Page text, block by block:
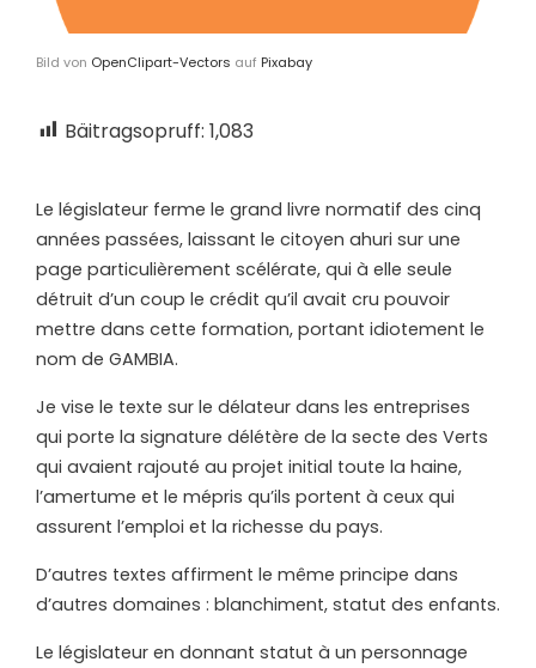
Bild von OpenClipart-Vectors auf Pixabay
Bäitragsopruff: 1,083
Le législateur ferme le grand livre normatif des cinq
années passées, laissant le citoyen ahuri sur une
page particulièrement scélérate, qui à elle seule
détruit d’un coup le crédit qu’il avait cru pouvoir
mettre dans cette formation, portant idiotement le
nom de GAMBIA.
Je vise le texte sur le délateur dans les entreprises
qui porte la signature délétère de la secte des Verts
qui avaient rajouté au projet initial toute la haine,
l’amertume et le mépris qu’ils portent à ceux qui
assurent l’emploi et la richesse du pays.
D’autres textes affirment le même principe dans
d’autres domaines : blanchiment, statut des enfants.
Le législateur en donnant statut à un personnage